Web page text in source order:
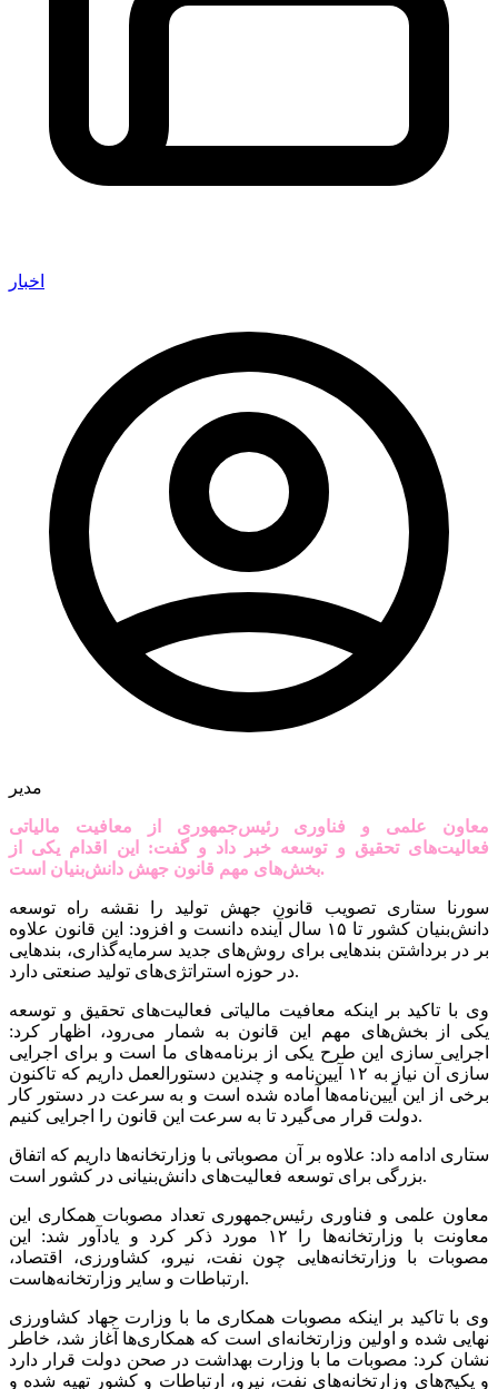
اخبار
مدیر
معاون علمی و فناوری رئیس‌جمهوری از معافیت مالیاتی
فعالیت‌های تحقیق و توسعه خبر داد و گفت: این اقدام یکی از
بخش‌های مهم قانون جهش دانش‌بنیان است.
سورنا ستاری تصویب قانون جهش تولید را نقشه راه توسعه
دانش‌بنیان کشور تا ۱۵ سال آینده دانست و افزود: این قانون علاوه
بر در برداشتن بندهایی برای روش‌های جدید سرمایه‌گذاری، بندهایی
در حوزه استراتژی‌های تولید صنعتی دارد.
وی با تاکید بر اینکه معافیت مالیاتی فعالیت‌های تحقیق و توسعه
یکی از بخش‌های مهم این قانون به شمار می‌رود، اظهار کرد:
اجرایی سازی این طرح یکی از برنامه‌های ما است و برای اجرایی
سازی آن نیاز به ۱۲ آیین‌نامه و چندین دستورالعمل داریم که تاکنون
برخی از این آیین‌نامه‌ها آماده شده است و به سرعت در دستور کار
دولت قرار می‌گیرد تا به سرعت این قانون را اجرایی کنیم.
ستاری ادامه داد: علاوه بر آن مصوباتی با وزارتخانه‌ها داریم که اتفاق
بزرگی برای توسعه فعالیت‌های دانش‌بنیانی در کشور است.
معاون علمی و فناوری رئیس‌جمهوری تعداد مصوبات همکاری این
معاونت با وزارتخانه‌ها را ۱۲ مورد ذکر کرد و یادآور شد: این
مصوبات با وزارتخانه‌هایی چون نفت، نیرو، کشاورزی، اقتصاد،
ارتباطات و سایر وزارتخانه‌هاست.
وی با تاکید بر اینکه مصوبات همکاری ما با وزارت جهاد کشاورزی
نهایی شده و اولین وزارتخانه‌ای است که همکاری‌ها آغاز شد، خاطر
نشان کرد: مصوبات ما با وزارت بهداشت در صحن دولت قرار دارد
و پکیج‌های وزارتخانه‌های نفت، نیرو، ارتباطات و کشور تهیه شده و